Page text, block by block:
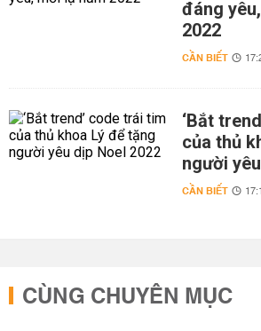
đáng
2022
CẦN BIẾT
‘Bắt
của thủ
người
CẦN BIẾT
CÙNG CHUYÊN MỤC